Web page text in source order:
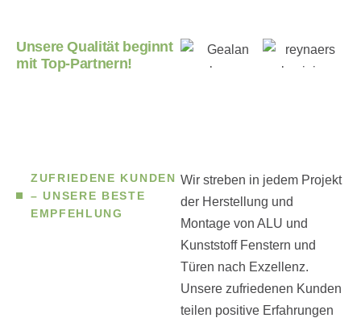
Unsere Qualität beginnt
mit Top-Partnern!
ZUFRIEDENE KUNDEN
– UNSERE BESTE
EMPFEHLUNG
Wir streben in jedem Projekt
der Herstellung und
Montage von ALU und
Kunststoff Fenstern und
Türen nach Exzellenz.
Unsere zufriedenen Kunden
teilen positive Erfahrungen